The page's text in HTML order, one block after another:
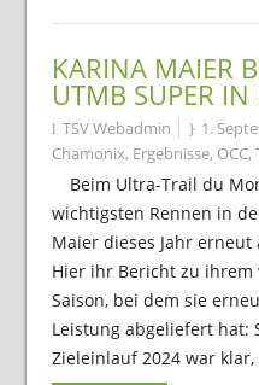
KARINA MAIER
UTMB SUPER IN
TSV Webadmin 1.
Chamonix, Ergebnisse, OCC,
Beim Ultra-Trail du
wichtigsten Rennen in
Maier dieses Jahr erneut
Hier ihr Bericht zu
Saison, bei dem sie
Leistung abgeliefert hat:
Zieleinlauf 2024 war